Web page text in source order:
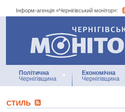
Інформ-агенція «Чернігівський монітор»:
Інформ-агенція
«Чернігівський
Політична
Чернігівщина
Економічна
Чернігівщина
СТИЛЬ